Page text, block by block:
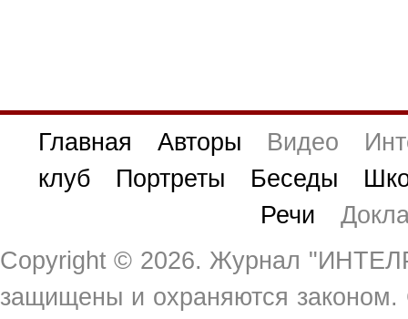
Главная Авторы Видео
клуб
Портреты Беседы
Речи
Copyright © 2026. Журнал
защищены и охраняются